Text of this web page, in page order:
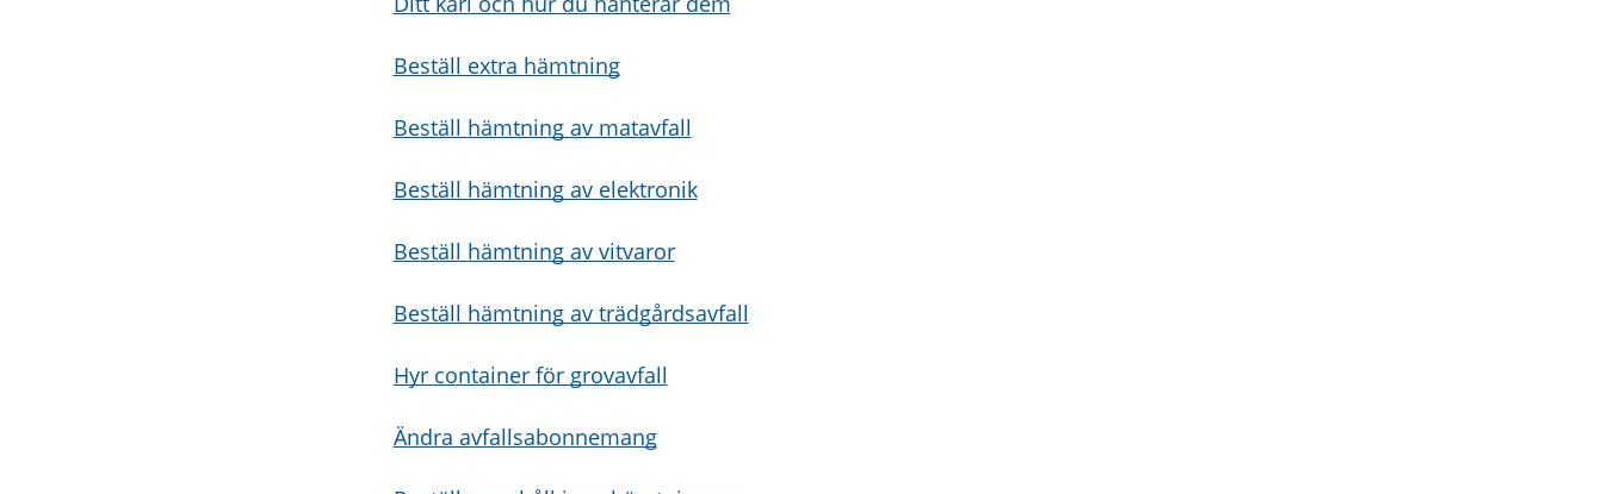
Beställ extra hämtning
Beställ hämtning av matavfall
Beställ hämtning av elektronik
Beställ hämtning av vitvaror
Beställ hämtning av trädgårdsavfall
Hyr container för grovavfall
Ändra avfallsabonnemang